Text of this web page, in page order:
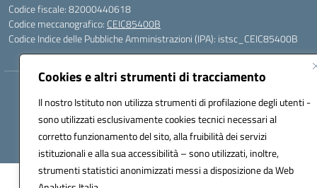
Cookies e altri strumenti di tracciamento
Il nostro Istituto non utilizza strumenti di profilazione degli utenti -
sono utilizzati esclusivamente cookies tecnici necessari al
corretto funzionamento del sito, alla fruibilità dei servizi
istituzionali e alla sua accessibilità – sono utilizzati, inoltre,
strumenti statistici anonimizzati messi a disposizione da Web
Codice fiscale: 82000440618
Codice meccanografico: CEIC85400B
Codice Indice delle Pubbliche Amministrazioni (IPA): istsc_CEIC85400B
Concept & Design by Designers Italia